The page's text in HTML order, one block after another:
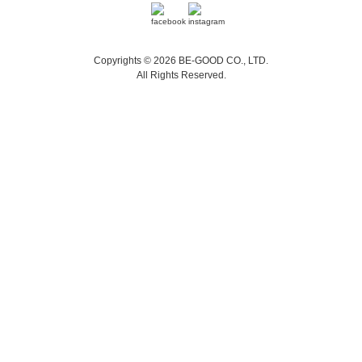
Copyrights © 2026 BE-GOOD CO., LTD.
All Rights Reserved.